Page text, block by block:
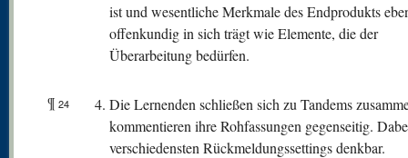
ist und wesentliche Merkmale des Endprodukts
offenkundig in sich trägt wie Elemente, die der
Überarbeitung bedürfen.
¶ 24
Die Lernenden schließen sich zu Tandems
kommentieren ihre Rohfassungen gegenseitig.
verschiedensten Rückmeldungssettings denkbar.